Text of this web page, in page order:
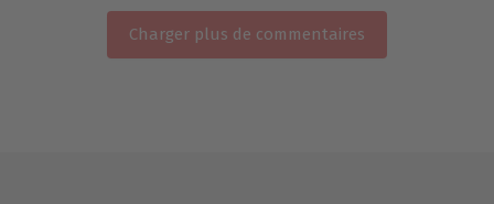
Charger plus de commentaires